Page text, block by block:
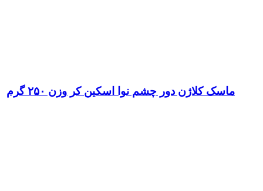
ماسک کلاژن دور چشم نوا اسکین کر وزن ۲۵۰ گرم